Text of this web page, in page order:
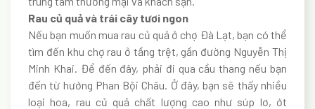
Rau củ quả và trái cây tươi ngon
Nếu bạn muốn mua rau củ quả ở chợ Đà Lạt, bạn có thể
tìm đến khu chợ rau ở tầng trệt, gần đường Nguyễn Thị
Minh Khai. Để đến đây, phải đi qua cầu thang nếu bạn
đến từ hướng Phan Bội Châu. Ở đây, bạn sẽ thấy nhiều
loại hoa, rau củ quả chất lượng cao như súp lơ, ớt